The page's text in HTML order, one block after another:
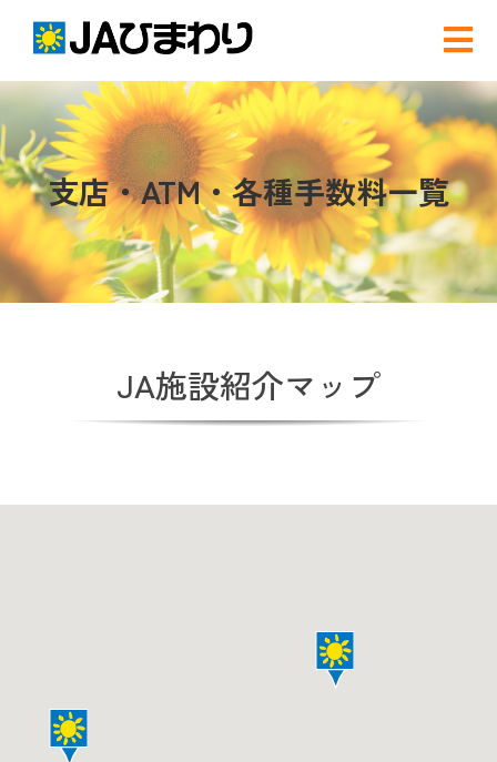
content
索
…
農と食
グリーンセンター
農産物直売事業とは
支店・ATM・各種手数料一覧
JA施設紹介マップ